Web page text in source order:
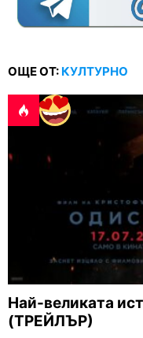
ОЩЕ ОТ: КУЛТУРНО
Най-великата
(ТРЕЙЛЪР)